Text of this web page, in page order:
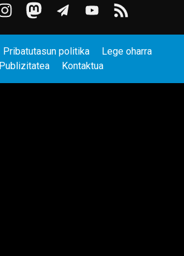
Pribatutasun politika
Lege oharra
Publizitatea
Kontaktua